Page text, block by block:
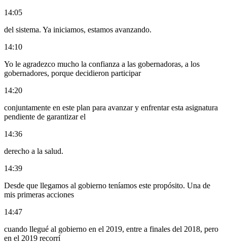
14:05
del sistema. Ya iniciamos, estamos avanzando.
14:10
Yo le agradezco mucho la confianza a las gobernadoras, a los
gobernadores, porque decidieron participar
14:20
conjuntamente en este plan para avanzar y enfrentar esta asignatura
pendiente de garantizar el
14:36
derecho a la salud.
14:39
Desde que llegamos al gobierno teníamos este propósito. Una de
mis primeras acciones
14:47
cuando llegué al gobierno en el 2019, entre a finales del 2018, pero
en el 2019 recorrí